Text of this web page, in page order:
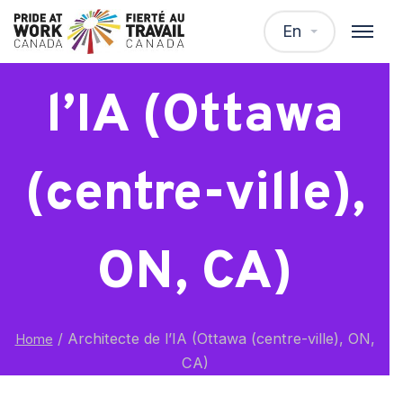
En
Architecte de
l’IA (Ottawa
(centre-ville),
ON, CA)
Home /Architecte de l’IA (Ottawa (centre-ville), ON,
CA)